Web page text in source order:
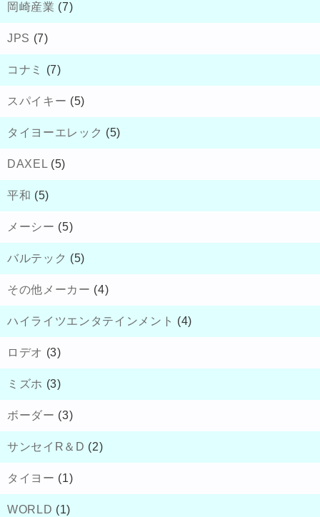
岡崎産業 (7)
JPS (7)
コナミ (7)
スパイキー (5)
タイヨーエレック (5)
DAXEL (5)
平和 (5)
メーシー (5)
バルテック (5)
その他メーカー (4)
ハイライツエンタテインメント (4)
ロデオ (3)
ミズホ (3)
ボーダー (3)
サンセイR＆D (2)
タイヨー (1)
WORLD (1)